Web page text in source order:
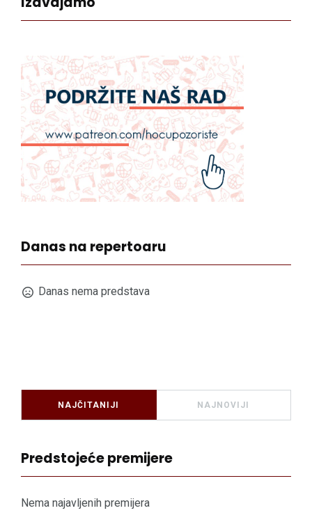
Danas na repertoaru
Danas nema predstava
NAJČITANIJI NAJNOVIJI
Predstojeće premijere
Nema najavljenih premijera